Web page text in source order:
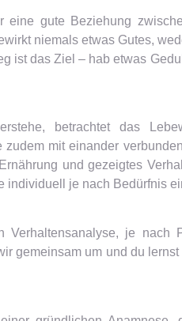
eine gute Beziehung
niemals etwas Gutes,
ist das Ziel – hab etwas
betrachtet das
mit einander
und gezeigtes
individuell je nach Bedürfnis
je nach
gemeinsam um und du